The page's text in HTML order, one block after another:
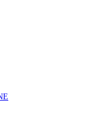
Cardio –